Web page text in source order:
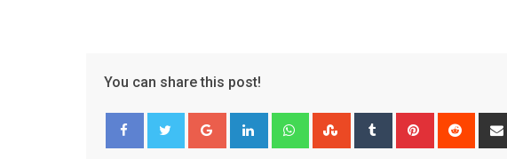
You can share this post!
Google+ LinkedIn WhatsappStumbleUpon
Tumblr Pinterest Reddit